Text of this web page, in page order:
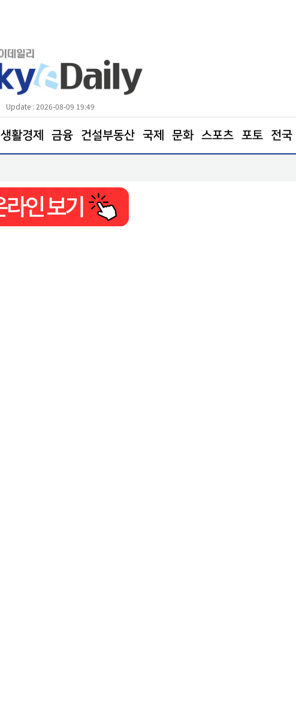
Update : 2026-08-09 19:49
생활경제 금융 건설부동산 국제 문화 스포츠 포토 전국